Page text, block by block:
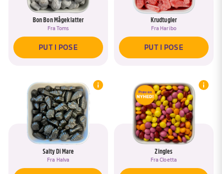
Bon Bon Mågeklatter
Fra Toms
PUT I POSE
Krudtugler
Fra Haribo
PUT I POSE
Salty Di Mare
Fra Halva
Zingles
FraCloetta